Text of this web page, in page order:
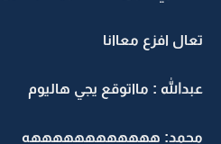
تعال افزع معاانا
عبدالله : مااتوقع يجي هاليوم
محمد: ههههههههههههه